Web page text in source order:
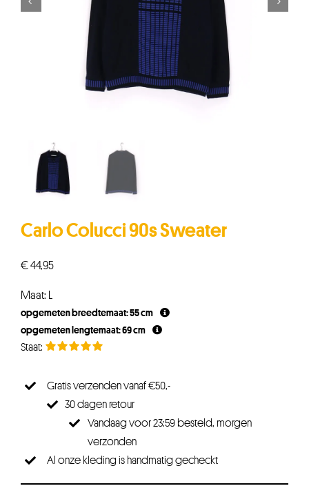
Carlo Colucci 90s Sweater
€44,95
Maat: L
opgemeten breedtemaat: 55 cm
opgemeten lengtemaat: 69 cm
Gratis verzenden vanaf €50,-
30 dagen retour
Vandaag voor 23:59 besteld, morgen
verzonden
Al onze kleding is handmatig gecheckt